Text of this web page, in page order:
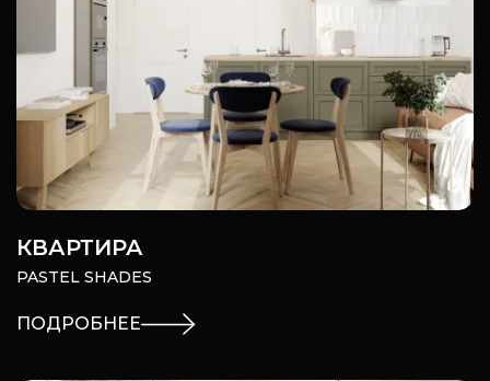
КВАРТИРА
PASTEL SHADES
ПОДРОБНЕЕ